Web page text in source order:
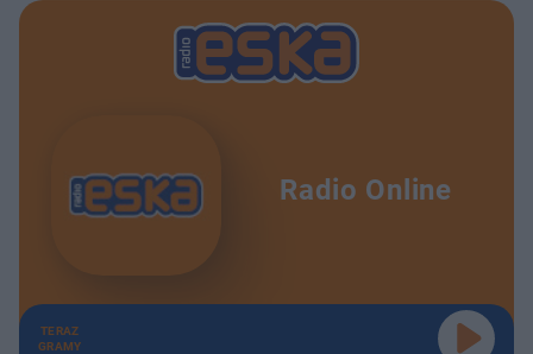
Radio Online
TERAZ
GRAMY